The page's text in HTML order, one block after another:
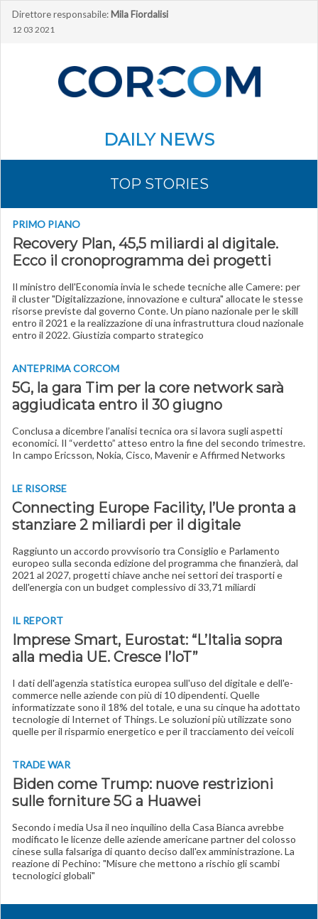
Direttore responsabile: Mila Fiordalisi
12 03 2021
DAILY NEWS
TOP STORIES
PRIMO PIANO
Recovery Plan, 45,5 miliardi al digitale.
Ecco il cronoprogramma dei progetti
Il ministro dell'Economia invia le schede tecniche alle Camere: per
il cluster "Digitalizzazione, innovazione e cultura" allocate le stesse
risorse previste dal governo Conte. Un piano nazionale per le skill
entro il 2021 e la realizzazione di una infrastruttura cloud nazionale
entro il 2022. Giustizia comparto strategico
ANTEPRIMA CORCOM
5G, la gara Tim per la core network sarà
aggiudicata entro il 30 giugno
Conclusa a dicembre l’analisi tecnica ora si lavora sugli aspetti
economici. Il “verdetto” atteso entro la fine del secondo trimestre.
In campo Ericsson, Nokia, Cisco, Mavenir e Affirmed Networks
LE RISORSE
Connecting Europe Facility, l’Ue pronta a
stanziare 2 miliardi per il digitale
Raggiunto un accordo provvisorio tra Consiglio e Parlamento
europeo sulla seconda edizione del programma che finanzierà, dal
2021 al 2027, progetti chiave anche nei settori dei trasporti e
dell'energia con un budget complessivo di 33,71 miliardi
IL REPORT
Imprese Smart, Eurostat: “L’Italia sopra
alla media UE. Cresce l’IoT”
I dati dell'agenzia statistica europea sull'uso del digitale e dell'e-
commerce nelle aziende con più di 10 dipendenti. Quelle
informatizzate sono il 18% del totale, e una su cinque ha adottato
tecnologie di Internet of Things. Le soluzioni più utilizzate sono
quelle per il risparmio energetico e per il tracciamento dei veicoli
TRADE WAR
Biden come Trump: nuove restrizioni
sulle forniture 5G a Huawei
Secondo i media Usa il neo inquilino della Casa Bianca avrebbe
modificato le licenze delle aziende americane partner del colosso
cinese sulla falsariga di quanto deciso dall'ex amministrazione. La
reazione di Pechino: "Misure che mettono a rischio gli scambi
tecnologici globali"